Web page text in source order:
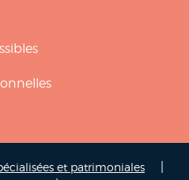
et patrimoniales